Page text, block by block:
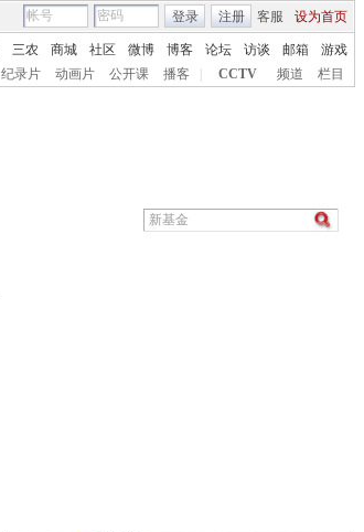
客服 设为首页
登录 注册
三农 商城 社区 微博 博客 论坛 访谈 邮箱
游戏
纪录片 动画片 公开课 播客 CCTV 频道 栏目